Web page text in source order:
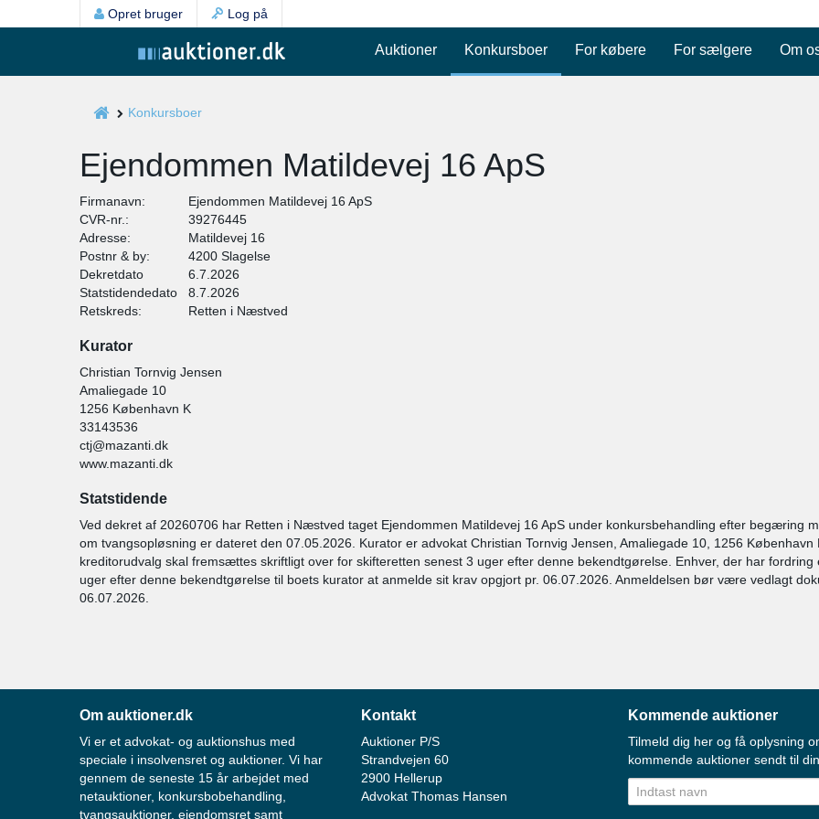
Opret bruger Log på
Auktioner Konkursboer For købere For sælgere Om
Konkursboer
Ejendommen Matildevej 16 ApS
Firmanavn:
Ejendommen Matildevej 16 ApS
CVR-nr.:
39276445
Adresse:
Matildevej 16
Postnr & by:
4200 Slagelse
Dekretdato
6.7.2026
Statstidendedato
8.7.2026
Retskreds:
Retten i Næstved
Kurator
Christian Tornvig Jensen
Amaliegade 10
1256 København K
33143536
ctj@mazanti.dk
www.mazanti.dk
Statstidende
Ved dekret af 20260706 har Retten i Næstved taget Ejendommen Matildevej 16 ApS under konkursbehandling efter begæring
om tvangsopløsning er dateret den 07.05.2026. Kurator er advokat Christian Tornvig Jensen, Amaliegade 10, 1256
kreditorudvalg skal fremsættes skriftligt over for skifteretten senest 3 uger efter denne bekendtgørelse. Enhver, der har
uger efter denne bekendtgørelse til boets kurator at anmelde sit krav opgjort pr. 06.07.2026. Anmeldelsen bør være vedlagt
06.07.2026.
Om auktioner.dk
Vi er et advokat- og auktionshus med
speciale i insolvensret og auktioner. Vi har
gennem de seneste 15 år arbejdet med
netauktioner, konkursbobehandling,
tvangsauktioner, ejendomsret samt
Kontakt
Auktioner P/S
Strandvejen 60
2900 Hellerup
Advokat Thomas Hansen
Kommende auktioner
Tilmeld dig her og få oplysning
kommende auktioner sendt til